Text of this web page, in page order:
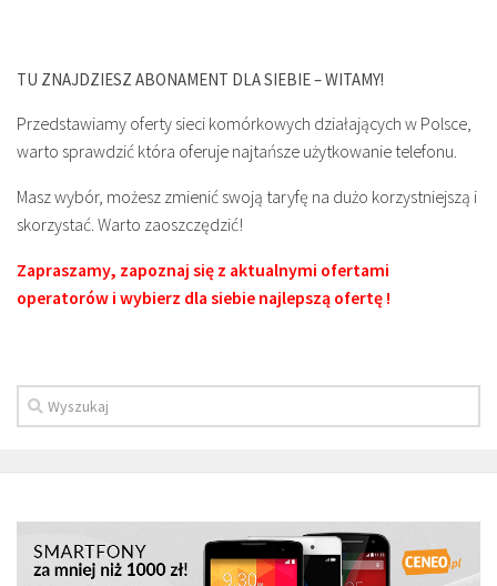
TU ZNAJDZIESZ ABONAMENT DLA SIEBIE – WITAMY!
Przedstawiamy oferty sieci komórkowych działających w Polsce,
warto sprawdzić która oferuje najtańsze użytkowanie telefonu.
Masz wybór, możesz zmienić swoją taryfę na dużo korzystniejszą i
skorzystać. Warto zaoszczędzić!
Zapraszamy, zapoznaj się z aktualnymi ofertami
operatorów i wybierz dla siebie najlepszą ofertę !